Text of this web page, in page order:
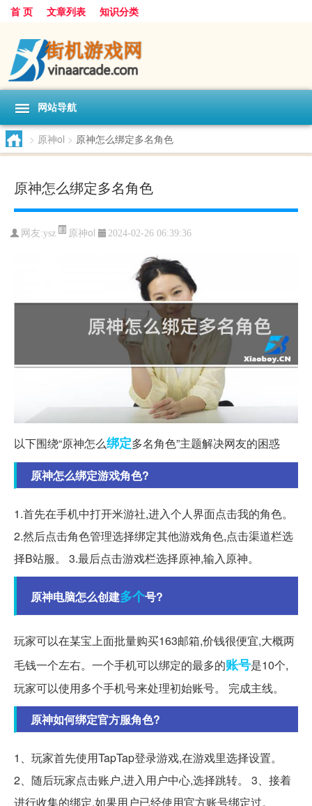
首 页 文章列表 知识分类
网站导航
> 原神ol > 原神怎么绑定多名角色
原神怎么绑定多名角色
网友:ysz 原神ol 2024-02-26 06:39:36
以下围绕“原神怎么绑定多名角色”主题解决网友的困惑
原神怎么绑定游戏角色?
1.首先在手机中打开米游社,进入个人界面点击我的角色。
2.然后点击角色管理选择绑定其他游戏角色,点击渠道栏选
择B站服。 3.最后点击游戏栏选择原神,输入原神。
原神电脑怎么创建多个号?
玩家可以在某宝上面批量购买163邮箱,价钱很便宜,大概两
毛钱一个左右。一个手机可以绑定的最多的账号是10个,
玩家可以使用多个手机号来处理初始账号。 完成主线。
原神如何绑定官方服角色?
1、玩家首先使用TapTap登录游戏,在游戏里选择设置。
2、随后玩家点击账户,进入用户中心,选择跳转。 3、接着
进行收集的绑定,如果用户已经使用官方账号绑定过。